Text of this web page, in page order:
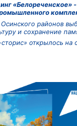
«Белореченское»
районов
и сохранение
открылось на